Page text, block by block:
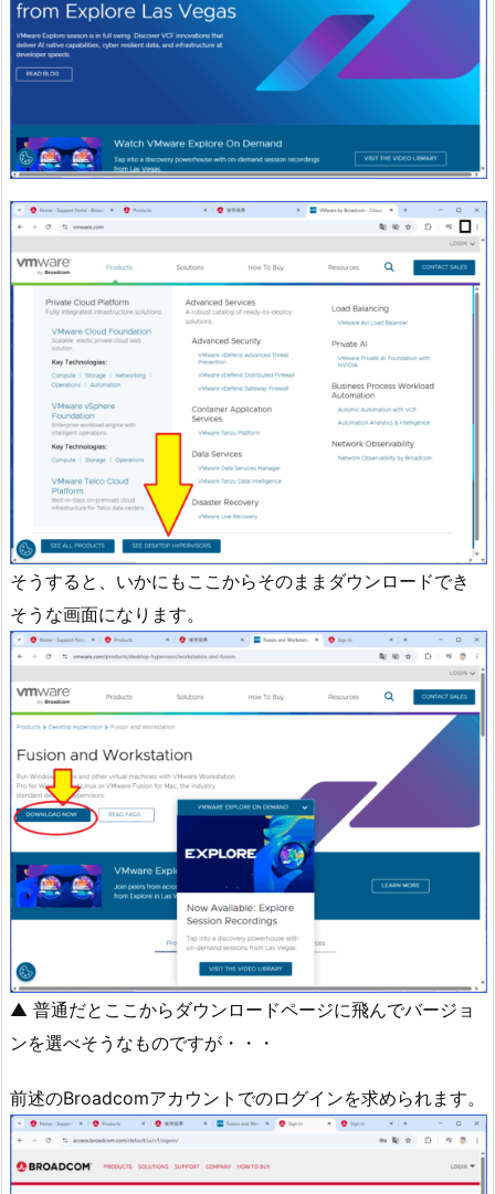
そうすると、いかにもここからそのままダウンロードでき
そうな画面になります。
▲ 普通だとここからダウンロードページに飛んでバージョ
ンを選べそうなものですが・・・
前述のBroadcomアカウントでのログインを求められます。